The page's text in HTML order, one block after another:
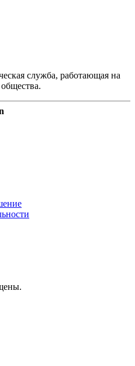
служба, работающая на